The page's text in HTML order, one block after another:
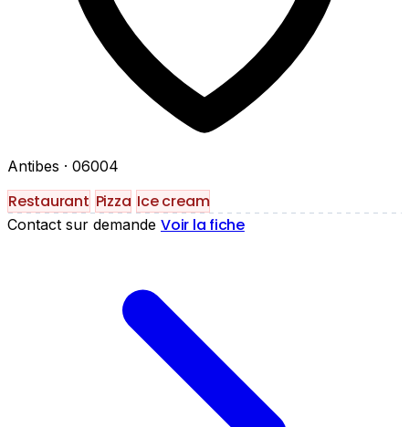
Antibes · 06004
Restaurant Pizza Ice cream
Contact sur demande Voir la fiche